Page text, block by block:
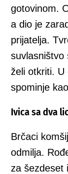
gotovinom.
a dio je
prijatelja.
suvlasništvo
želi otkriti. U
spominje
Ivica sa dva
Brčaci
odmilja.
za šezdeset